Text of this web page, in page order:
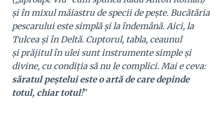
și în mixul măiastru de specii de pește. Bucătăria
pescarului este simplă și la îndemână. Aici, la
Tulcea și în Deltă. Cuptorul, tabla, ceaunul
și prăjitul în ulei sunt instrumente simple și
divine, cu condiția să nu le complici. Mai e ceva:
săratul peștelui este o artă de care depinde
totul, chiar totul!”